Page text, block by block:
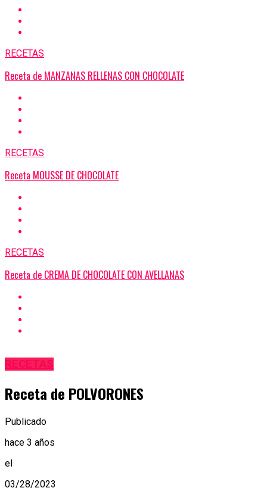
RECETAS
Receta de MANZANAS RELLENAS CON CHOCOLATE
RECETAS
Receta MOUSSE DE CHOCOLATE
RECETAS
Receta de CREMA DE CHOCOLATE CON AVELLANAS
RECETAS
Receta de POLVORONES
Publicado
hace 3 años
el
03/28/2023